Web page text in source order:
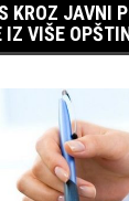
KROZ JAVNI
IZ VIŠE